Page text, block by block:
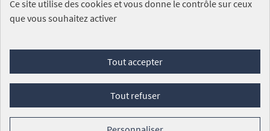
SITE DE L'ASSEMBLÉE NATIONALE
Foire aux questions
Conditions générales d'utilisation (CGU)
Mentions légales
Cookies
Ce site utilise des cookies et vous donne le contrôle sur ceux
que vous souhaitez activer
Tout accepter
Tout refuser